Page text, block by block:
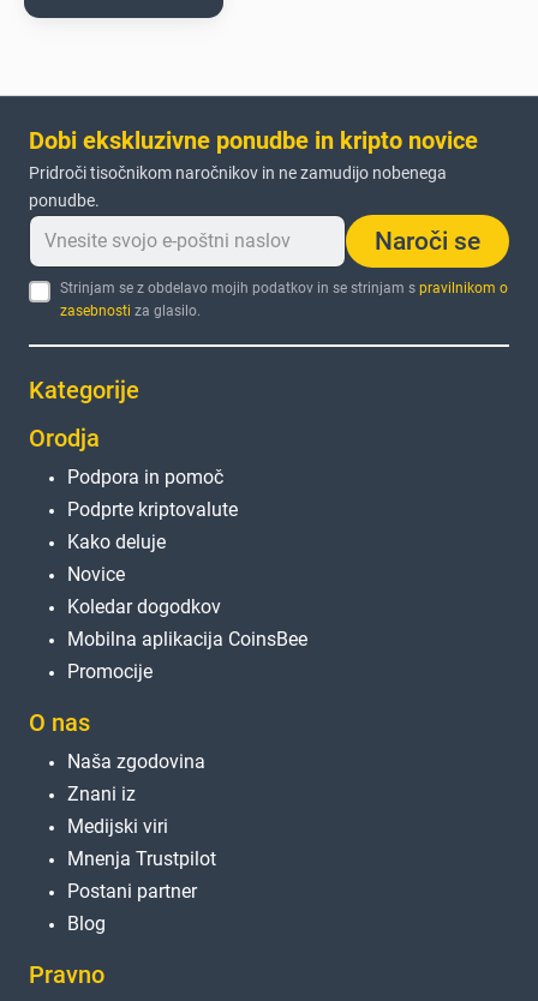
Dobi ekskluzivne ponudbe in kripto novice
Pridroči tisočnikom naročnikov in ne zamudijo nobenega
ponudbe.
Naroči se
Strinjam se z obdelavo mojih podatkov in se strinjam spravilnikom o
zasebnosti za glasilo.
Kategorije
Orodja
Podpora in pomoč
Podprte kriptovalute
Kako deluje
Novice
Koledar dogodkov
Mobilna aplikacija CoinsBee
Promocije
O nas
Naša zgodovina
Znani iz
Medijski viri
Mnenja Trustpilot
Postani partner
Blog
Pravno